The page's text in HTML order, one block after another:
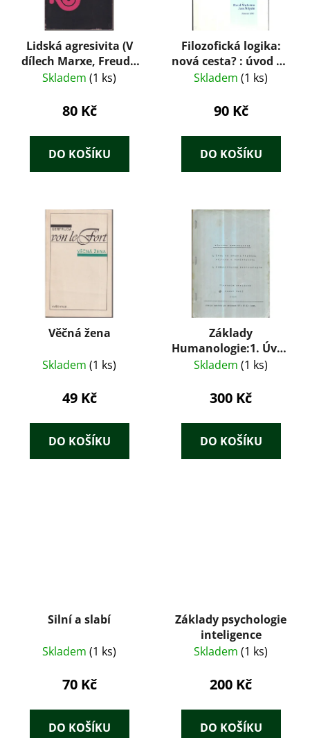
Lidská agresivita (V
dílech Marxe, Freuda
a Lorenze)
Skladem (1 ks)
80 Kč
DO KOŠÍKU
Filozofická logika:
nová cesta? : úvod do
transparentní
Skladem (1 ks)
90 Kč
DO KOŠÍKU
Věčná žena
Skladem (1 ks)
49 Kč
DO KOŠÍKU
Základy
Humanologie:1. Úvod
do studia
společnosti
antropologie
Skladem (1 ks)
300 Kč
DO KOŠÍKU
Silní a slabí
Skladem (1 ks)
70 Kč
DO KOŠÍKU
Základy psychologie
inteligence
Skladem (1 ks)
200 Kč
DO KOŠÍKU